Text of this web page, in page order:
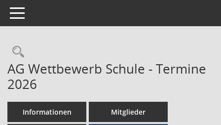
Toggle navigation
AG Wettbewerb Schule - Termine
2026
Informationen Mitglieder